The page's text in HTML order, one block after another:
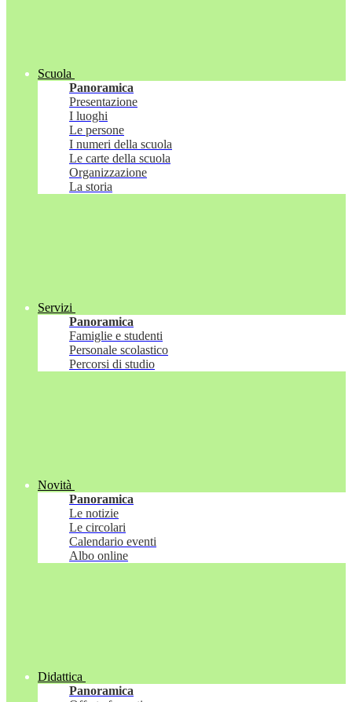
Scuola
Panoramica
Presentazione
I luoghi
Le persone
I numeri della scuola
Le carte della scuola
Organizzazione
La storia
Servizi
Panoramica
Famiglie e studenti
Personale scolastico
Percorsi di studio
Novità
Panoramica
Le notizie
Le circolari
Calendario eventi
Albo online
Didattica
Panoramica